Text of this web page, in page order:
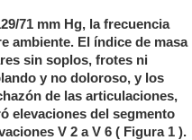
71 mm Hg, la frecuencia
ambiente. El índice de masa
sin soplos, frotes ni
y no doloroso, y los
de las articulaciones,
elevaciones del segmento
V 2 a V 6 ( Figura 1 ).